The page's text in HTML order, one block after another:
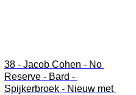
38 - Jacob Cohen - No
Reserve - Bard -
Spijkerbroek - Nieuw met